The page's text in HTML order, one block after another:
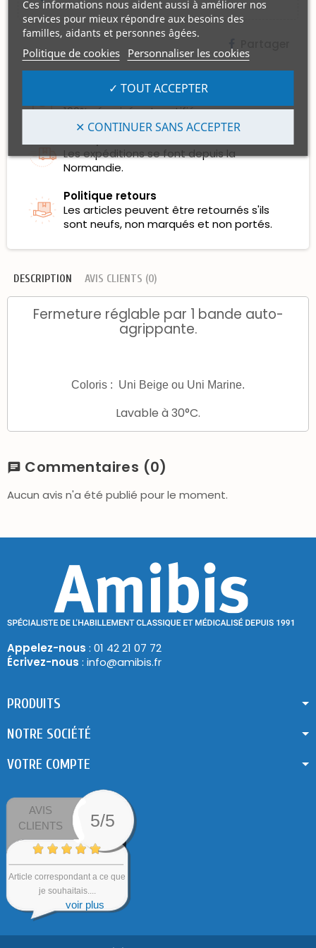
Garanties sécurité
Les Règlements par Carte Bancaire sont
100% sécurisés et certifiés.
Les expéditions se font depuis la
Normandie.
Politique retours
Les articles peuvent être retournés s'ils
sont neufs, non marqués et non portés.
DESCRIPTION AVIS CLIENTS (0)
Fermeture réglable par 1 bande auto-
agrippante.
Coloris : Uni Beige ou Uni Marine.
Lavable à 30°C.
chat Commentaires (0)
Aucun avis n'a été publié pour le moment.
Appelez-nous : 01 42 21 07 72
Écrivez-nous : info@amibis.fr
PRODUITS
NOTRE SOCIÉTÉ
VOTRE COMPTE
AVIS
CLIENTS
5/5
Article correspondant a ce que
je souhaitais....
voir plus
Ces informations nous aident aussi à améliorer nos
services pour mieux répondre aux besoins des
familles, aidants et personnes âgées.
Politique de cookies Personnaliser les cookies
✕ CONTINUER SANS ACCEPTER
✓ TOUT ACCEPTER